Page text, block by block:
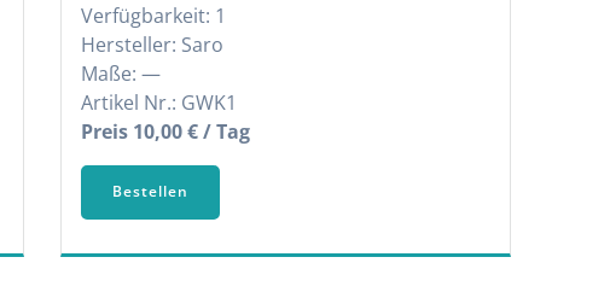
Verfügbarkeit: 1
Hersteller: Saro
Maße: —
Artikel Nr.: GWK1
Preis 10,00 € / Tag
Bestellen